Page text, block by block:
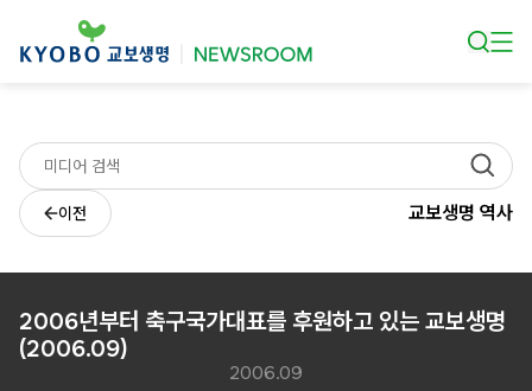
이전 교보생명 역사
2006년부터 축구국가대표를 후원하고 있는 교보생명
(2006.09)
2006.09